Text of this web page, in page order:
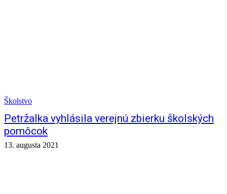
Školstvo
Petržalka vyhlásila verejnú zbierku školských
pomôcok
13. augusta 2021